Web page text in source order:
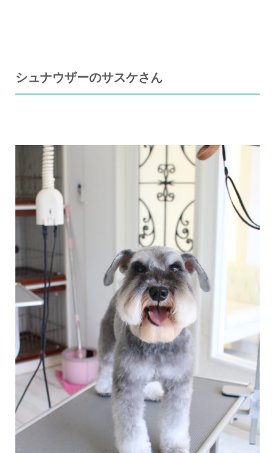
シュナウザーのサスケさん